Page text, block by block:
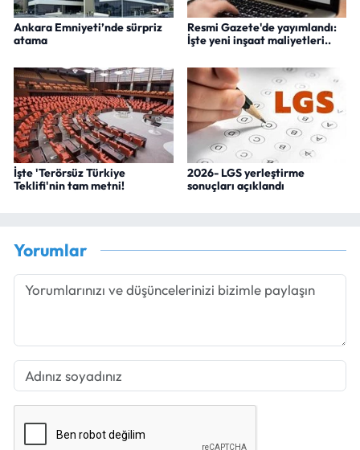
Ankara Emniyeti’nde sürpriz
atama
Resmi Gazete'de yayımlandı:
İşte yeni inşaat maliyetleri..
İşte 'Terörsüz Türkiye
Teklifi'nin tam metni!
2026- LGS yerleştirme
sonuçları açıklandı
Yorumlar